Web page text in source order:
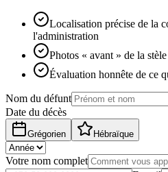
Localisation précise de la
l'administration
Photos « avant » de la
Évaluation honnête de ce
Nom du défunt
Date du décès
Grégorien Hébraïque
Votre nom complet